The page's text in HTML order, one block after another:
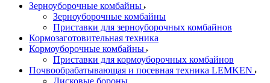
Зерноуборочные комбайны
Зерноуборочные комбайны
Приставки для зерноуборочных комбайнов
Кормозаготовительная техника
Кормоуборочные комбайны
Приставки для кормоуборочных комбайнов
Почвообрабатывающая и посевная техника LEMKEN
Дисковые бороны